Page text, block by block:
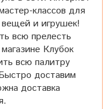
классов для
и игрушек!
всю прелесть
Клубок
всю палитру
доставим
доставка